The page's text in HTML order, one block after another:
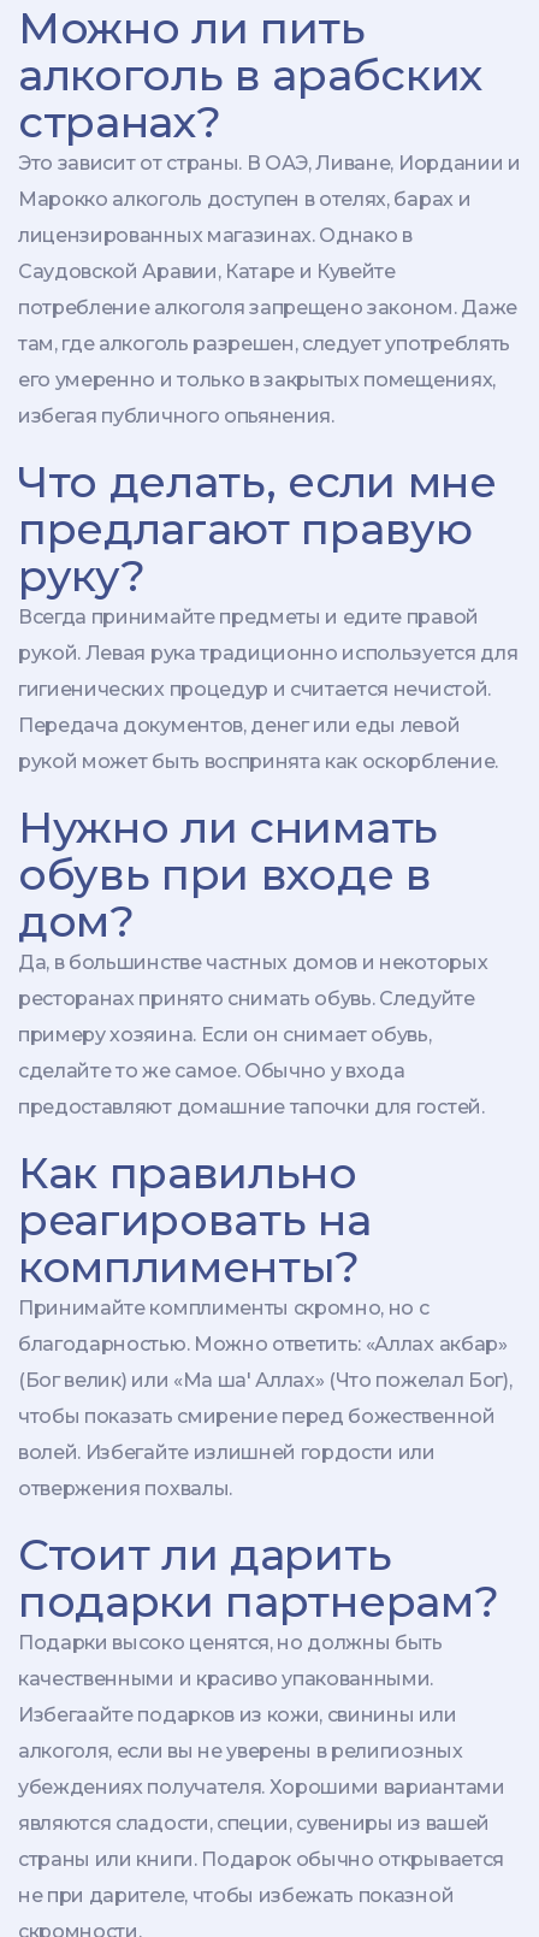
Можно ли пить
алкоголь в арабских
странах?
Это зависит от страны. В ОАЭ, Ливане, Иордании и
Марокко алкоголь доступен в отелях, барах и
лицензированных магазинах. Однако в
Саудовской Аравии, Катаре и Кувейте
потребление алкоголя запрещено законом. Даже
там, где алкоголь разрешен, следует употреблять
его умеренно и только в закрытых помещениях,
избегая публичного опьянения.
Что делать, если мне
предлагают правую
руку?
Всегда принимайте предметы и едите правой
рукой. Левая рука традиционно используется для
гигиенических процедур и считается нечистой.
Передача документов, денег или еды левой
рукой может быть воспринята как оскорбление.
Нужно ли снимать
обувь при входе в
дом?
Да, в большинстве частных домов и некоторых
ресторанах принято снимать обувь. Следуйте
примеру хозяина. Если он снимает обувь,
сделайте то же самое. Обычно у входа
предоставляют домашние тапочки для гостей.
Как правильно
реагировать на
комплименты?
Принимайте комплименты скромно, но с
благодарностью. Можно ответить: «Аллах акбар»
(Бог велик) или «Ма ша' Аллах» (Что пожелал Бог),
чтобы показать смирение перед божественной
волей. Избегайте излишней гордости или
отвержения похвалы.
Стоит ли дарить
подарки партнерам?
Подарки высоко ценятся, но должны быть
качественными и красиво упакованными.
Избегаайте подарков из кожи, свинины или
алкоголя, если вы не уверены в религиозных
убеждениях получателя. Хорошими вариантами
являются сладости, специи, сувениры из вашей
страны или книги. Подарок обычно открывается
не при дарителе, чтобы избежать показной
скромности.